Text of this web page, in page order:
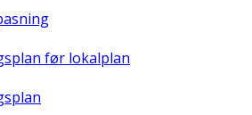
før lokalplan